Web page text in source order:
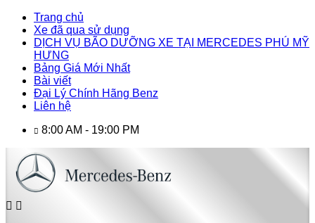
Trang chủ
Xe đã qua sử dụng
DỊCH VỤ BÃO DƯỠNG XE TẠI MERCEDES PHÚ MỸ
HƯNG
Bảng Giá Mới Nhất
Bài viết
Đại Lý Chính Hãng Benz
Liên hệ
8:00 AM - 19:00 PM